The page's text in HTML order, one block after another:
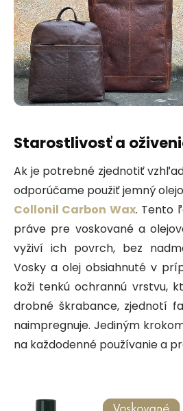
Starostlivosť a
Ak je potrebné zjednotiť
odporúčame použiť jemný
Collonil Carbon Wax. Tento
práve pre voskované a
vyživí ich povrch, bez
Vosky a olej obsiahnuté v
koži tenkú ochrannú vrstvu,
drobné škrabance, zjednotí
naimpregnuje. Jediným
na každodenné používanie a